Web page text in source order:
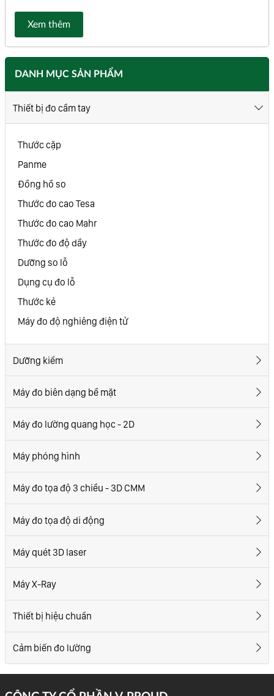
DANH MỤC SẢN PHẨM
Thiết bị đo cầm tay
Thước cặp
Panme
Đồng hồ so
Thước đo cao Tesa
Thước đo cao Mahr
Thước đo độ dầy
Dưỡng so lỗ
Dụng cụ đo lỗ
Thước kẻ
Máy đo độ nghiêng điện tử
Dưỡng kiểm
Máy đo biên dạng bề mặt
Máy đo lường quang học - 2D
Máy phóng hình
Máy đo tọa độ 3 chiều - 3D CMM
Máy đo tọa độ di động
Máy quét 3D laser
Máy X-Ray
Thiết bị hiệu chuẩn
Cảm biến đo lường
Xem thêm